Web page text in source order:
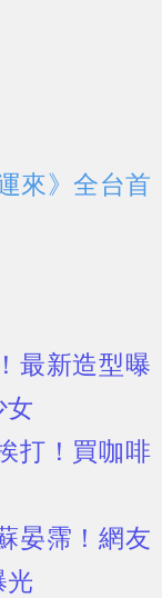
來》全台首
最新造型曝
女
打！買咖啡
晏霈！網友
光